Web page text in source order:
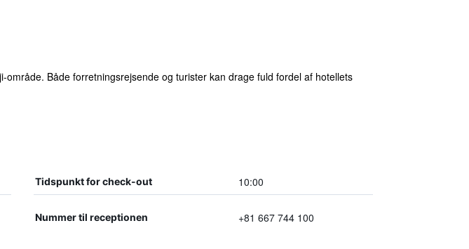
Både forretningsrejsende og turister kan drage fuld fordel af hotellets
Tidspunkt for check-out 10:00
Nummer til receptionen +81 667 744 100